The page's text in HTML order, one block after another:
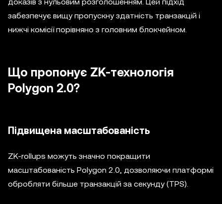
забезпечує вищу пропускну здатність транзакцій і
нижчі комісії порівняно з головним блокчейном.
Що пропонує ZK-технологія
Polygon 2.0?
Підвищена масштабованість
ZK-rollups можуть значно покращити
масштабованість Polygon 2.0, дозволяючи платформі
обробляти більше транзакцій за секунду (TPS).